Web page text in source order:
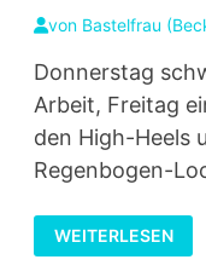
von Bastelfrau
Donnerstag
Arbeit, Freitag
den High-Heels
Regenbogen-
ZU
HAARKREIDE
WEITERLESEN